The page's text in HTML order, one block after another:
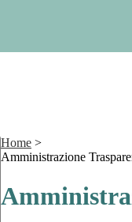
Home >
Amministrazione